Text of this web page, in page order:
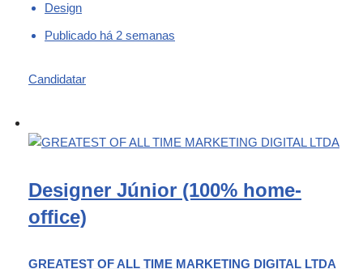
Design
Publicado há 2 semanas
Candidatar
Designer Júnior (100% home-
office)
GREATEST OF ALL TIME MARKETING DIGITAL LTDA